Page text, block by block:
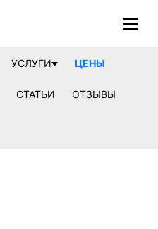
УСЛУГИ ЦЕНЫ
СТАТЬИ ОТЗЫВЫ